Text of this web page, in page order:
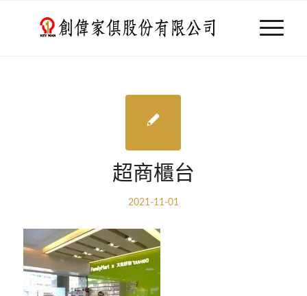
超商櫃台
2021-11-01